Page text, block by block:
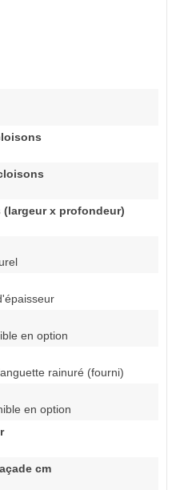
(largeur x profondeur)
en option
rainuré (fourni)
en option
cm